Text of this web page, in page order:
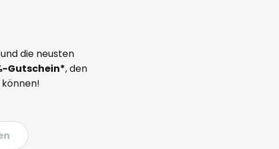
die neusten
-Gutschein*, den